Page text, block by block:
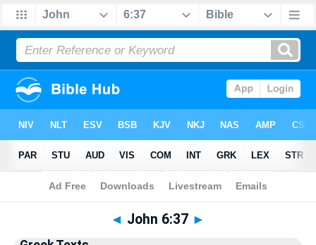
Bible>Greek> John 6:37
◄ John 6:37 ►